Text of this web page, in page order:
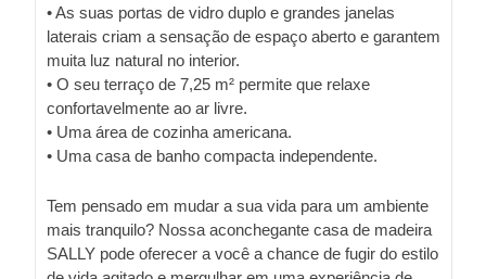
• As suas portas de vidro duplo e grandes janelas
laterais criam a sensação de espaço aberto e garantem
muita luz natural no interior.
• O seu terraço de 7,25 m² permite que relaxe
confortavelmente ao ar livre.
• Uma área de cozinha americana.
• Uma casa de banho compacta independente.
Tem pensado em mudar a sua vida para um ambiente
mais tranquilo? Nossa aconchegante casa de madeira
SALLY pode oferecer a você a chance de fugir do estilo